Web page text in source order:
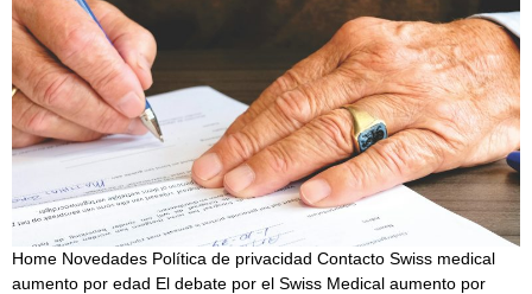
Home Novedades Política de privacidad Contacto Swiss medical
aumento por edad El debate por el Swiss Medical aumento por